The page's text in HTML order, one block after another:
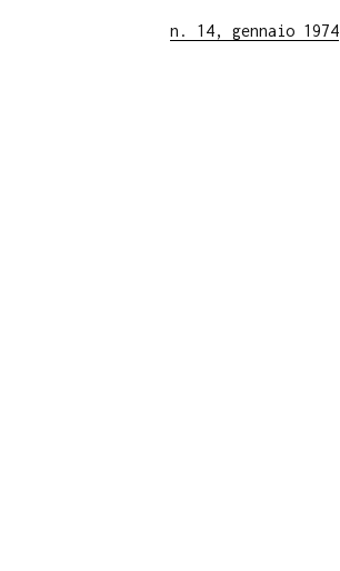
n. 14, gennaio 1974